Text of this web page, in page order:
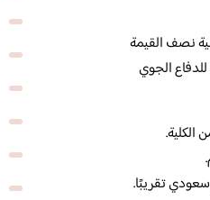
نصف القيمة
الجوي
تقريبًا.